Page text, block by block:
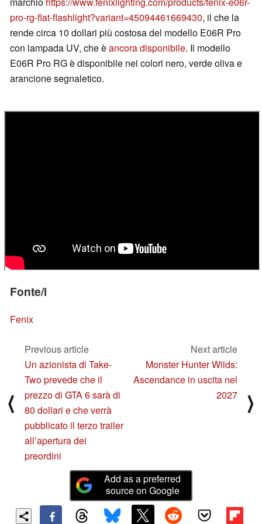
pro-rg-flat-flashlight?variant=45094461669430, il che la
rende circa 10 dollari più costosa del modello E06R Pro
con lampada UV, che èancora disponibile. Il modello
E06R Pro RG è disponibile nei colori nero, verde oliva e
arancione segnaletico.
Fonte/i
Fenix
⟨
Previous article
Un azionista di Take-
Two prevede che il
prezzo di GTA 6 sarà di
80 dollari e che verrà
pubblicato il terzo trailer
all’apertura dei
preordini
Next article
Monster Hunter Wilds:
Ascendance in uscita nel
2027
⟩
Add as a preferred
source on Google